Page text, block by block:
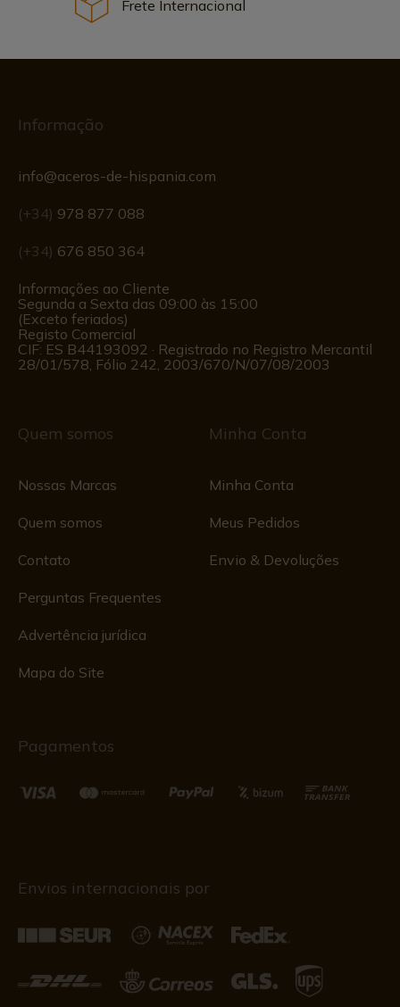
Frete Internacional
Informação
info@aceros-de-hispania.com
(+34) 978 877 088
(+34) 676 850 364
Informações ao Cliente
Segunda a Sexta das 09:00 às 15:00
(Exceto feriados)
Registo Comercial
CIF: ES B44193092 · Registrado no Registro Mercantil
28/01/578, Fólio 242, 2003/670/N/07/08/2003
Quem somos
Nossas Marcas
Quem somos
Contato
Perguntas Frequentes
Advertência jurídica
Mapa do Site
Minha Conta
Minha Conta
Meus Pedidos
Envio & Devoluções
Pagamentos
Envios internacionais por